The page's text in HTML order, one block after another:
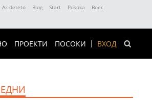
Az-deteto Blog Start Posoka
Boec
ВХОД
ПРОЕКТИ ПОСОКИ